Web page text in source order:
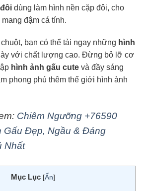
dùng làm hình nền cặp đôi, cho
đậm cá tính.
bạn có thể tải ngay những hình
với chất lượng cao. Đừng bỏ lỡ cơ
hình ảnh gấu cute và đầy sáng
phong phú thêm thế giới hình ảnh
Chiêm Ngưỡng +76590
Gấu Đẹp, Ngầu & Đáng
Nhất
Mục Lục [Ẩn]